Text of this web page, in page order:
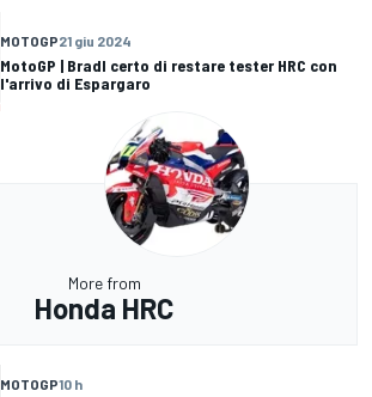
MOTOGP21 giu 2024
MotoGP | Bradl certo di restare tester HRC con
l'arrivo di Espargaro
More from
Honda HRC
MOTOGP10 h